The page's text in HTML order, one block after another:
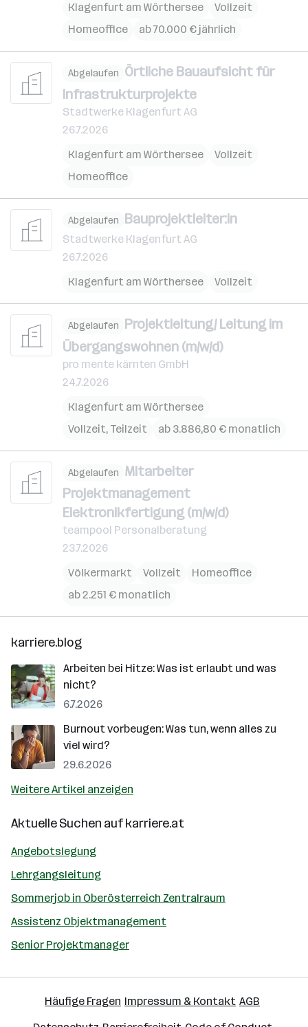
Klagenfurt am Wörthersee
Vollzeit
Homeoffice
ab 70.000 € jährlich
Abgelaufen Örtliche Bauaufsicht für
Infrastrukturprojekte
Stadtwerke Klagenfurt AG
26.7.2026
Klagenfurt am Wörthersee
Vollzeit
Homeoffice
Abgelaufen Bauprojektleiter:in
Stadtwerke Klagenfurt AG
26.7.2026
Klagenfurt am Wörthersee
Vollzeit
Abgelaufen Projektleitung/ Leitung im
Übergangswohnen (m/w/d)
pro mente kärnten GmbH
24.7.2026
Klagenfurt am Wörthersee
Vollzeit, Teilzeit
ab 3.886,80 € monatlich
Abgelaufen Mitarbeiter
Projektmanagement
Elektronikfertigung (m/w/d)
teampool Personalberatung
23.7.2026
Völkermarkt
Vollzeit
Homeoffice
ab 2.251 € monatlich
karriere.blog
Arbeiten bei Hitze: Was ist erlaubt und was
nicht?
6.7.2026
Burnout vorbeugen: Was tun, wenn alles zu
viel wird?
29.6.2026
Weitere Artikel anzeigen
Aktuelle Suchen aufkarriere.at
Angebotslegung
Lehrgangsleitung
Sommerjob in Oberösterreich Zentralraum
Assistenz Objektmanagement
Senior Projektmanager
Häufige Fragen Impressum & Kontakt AGB